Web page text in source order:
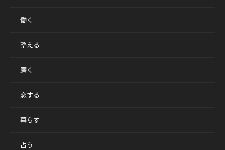
働く
整える
磨く
恋する
暮らす
占う